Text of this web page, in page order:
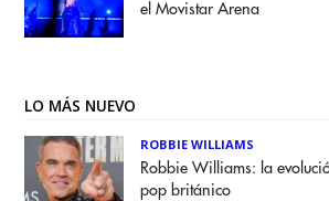
el Movistar Arena
LO MÁS NUEVO
ROBBIE WILLIAMS
Robbie Williams: la
pop británico